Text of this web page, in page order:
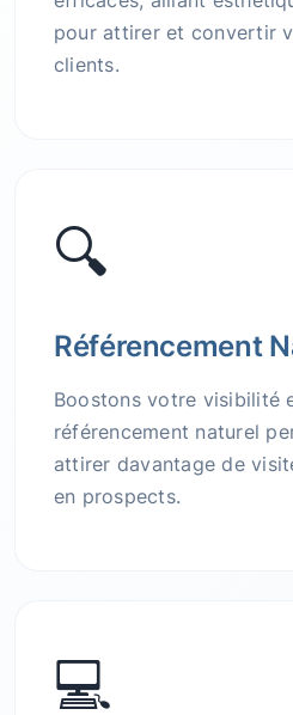
pour attirer et convertir
clients.
🔍
Référencement
Boostons votre visibilité
référencement naturel
attirer davantage de
en prospects.
💻